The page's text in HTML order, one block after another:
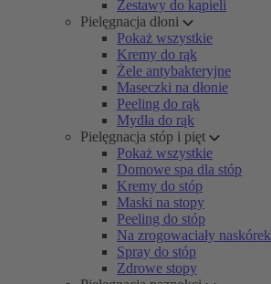
Zestawy do kąpieli
Pielęgnacja dłoni
Pokaż wszystkie
Kremy do rąk
Żele antybakteryjne
Maseczki na dłonie
Peeling do rąk
Mydła do rąk
Pielęgnacja stóp i pięt
Pokaż wszystkie
Domowe spa dla stóp
Kremy do stóp
Maski na stopy
Peeling do stóp
Na zrogowaciały naskórek
Spray do stóp
Zdrowe stopy